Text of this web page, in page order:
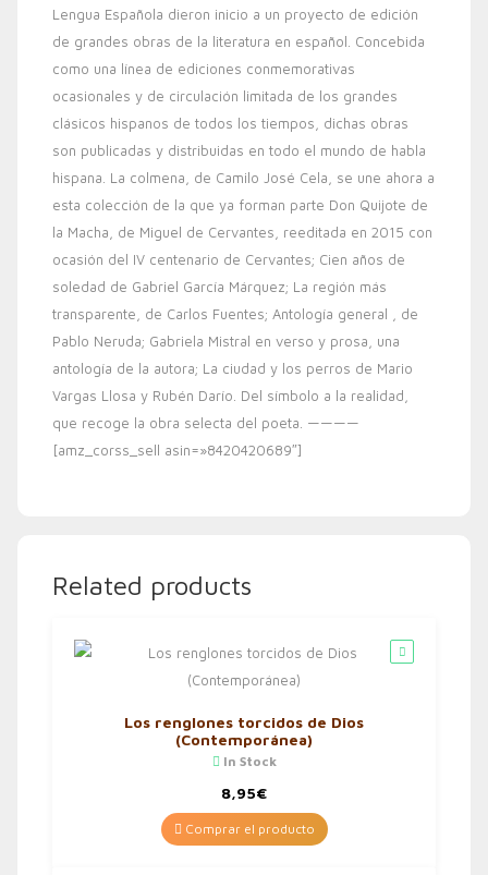
Lengua Española dieron inicio a un proyecto de edición
de grandes obras de la literatura en español. Concebida
como una línea de ediciones conmemorativas
ocasionales y de circulación limitada de los grandes
clásicos hispanos de todos los tiempos, dichas obras
son publicadas y distribuidas en todo el mundo de habla
hispana. La colmena, de Camilo José Cela, se une ahora a
esta colección de la que ya forman parte Don Quijote de
la Macha, de Miguel de Cervantes, reeditada en 2015 con
ocasión del IV centenario de Cervantes; Cien años de
soledad de Gabriel García Márquez; La región más
transparente, de Carlos Fuentes; Antología general , de
Pablo Neruda; Gabriela Mistral en verso y prosa, una
antología de la autora; La ciudad y los perros de Mario
Vargas Llosa y Rubén Darío. Del símbolo a la realidad,
que recoge la obra selecta del poeta. ————
[amz_corss_sell asin=»8420420689″]
Related products
Los renglones torcidos de Dios
(Contemporánea)
In Stock
8,95€
Comprar el producto